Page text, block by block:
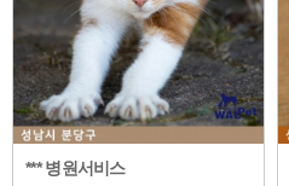
*** 병원서비스